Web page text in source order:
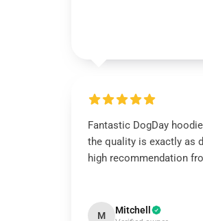
Fantastic DogDay
the quality is exactly as
high recommendation
M Mitchell